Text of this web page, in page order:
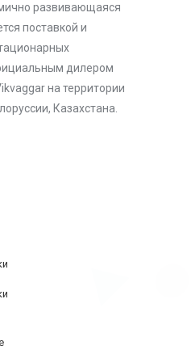
развивающаяся
поставкой и
дилером
на территории
Казахстана.